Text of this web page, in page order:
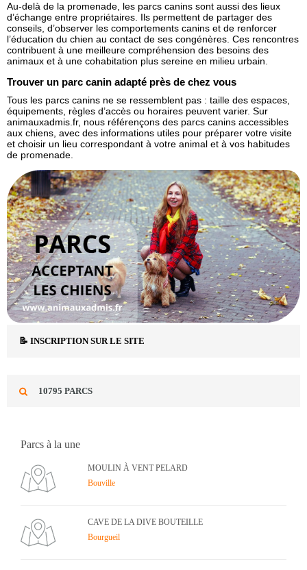
Au-delà de la promenade, les parcs canins sont aussi des lieux
d’échange entre propriétaires. Ils permettent de partager des
conseils, d’observer les comportements canins et de renforcer
l’éducation du chien au contact de ses congénères. Ces rencontres
contribuent à une meilleure compréhension des besoins des
animaux et à une cohabitation plus sereine en milieu urbain.
Trouver un parc canin adapté près de chez vous
Tous les parcs canins ne se ressemblent pas : taille des espaces,
équipements, règles d’accès ou horaires peuvent varier. Sur
animauxadmis.fr, nous référençons des parcs canins accessibles
aux chiens, avec des informations utiles pour préparer votre visite
et choisir un lieu correspondant à votre animal et à vos habitudes
de promenade.
📝 INSCRIPTION SUR LE SITE
10795 PARCS
Parcs à la une
MOULIN À VENT PELARD
Bouville
CAVE DE LA DIVE BOUTEILLE
Bourgueil